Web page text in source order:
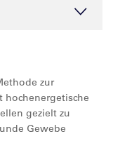
zur
hochenergetische
gezielt zu
Gewebe